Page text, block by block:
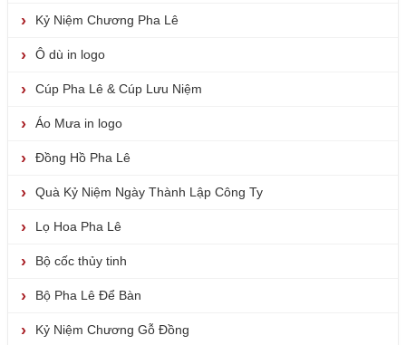
Kỷ Niệm Chương Pha Lê
Ô dù in logo
Cúp Pha Lê & Cúp Lưu Niệm
Áo Mưa in logo
Đồng Hồ Pha Lê
Quà Kỷ Niệm Ngày Thành Lập Công Ty
Lọ Hoa Pha Lê
Bộ cốc thủy tinh
Bộ Pha Lê Để Bàn
Kỷ Niệm Chương Gỗ Đồng